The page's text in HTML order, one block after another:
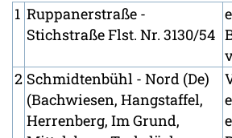
1 Ruppanerstraße -
Stichstraße Flst. Nr. 3130/54
2 Schmidtenbühl - Nord (De)
(Bachwiesen, Hangstaffel,
Herrenberg, Im Grund,